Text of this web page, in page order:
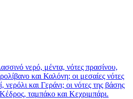
νερό, μέντα, νότες πρασίνου,
και Καλόνη; οι μεσαίες νότες
νερόλι και Γεράνι; οι νότες της βάσης
ταμπάκο και Κεχριμπάρι.